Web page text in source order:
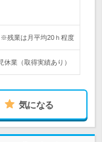
残業は月平均20ｈ程度
業（取得実績あり）
気になる